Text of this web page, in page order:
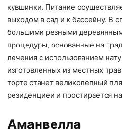
кувшинки. Питание
выходом в сад и к бассейну. В
большими резными
процедуры, основанные на
лечения с использованием
изготовленных из местных
торте станет великолепный
резиденцией и простирается
Аманвелла